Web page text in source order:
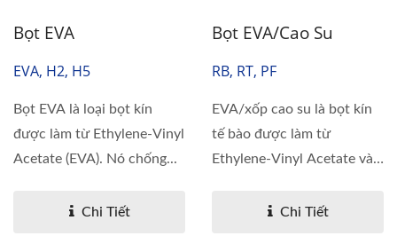
Bọt EVA
EVA, H2, H5
Bọt EVA là loại bọt kín
được làm từ Ethylene-Vinyl
Acetate (EVA). Nó chống...
Chi Tiết
Bọt EVA/cao Su
RB, RT, PF
EVA/xốp cao su là bọt kín
tế bào được làm từ
Ethylene-Vinyl Acetate và
Chi Tiết